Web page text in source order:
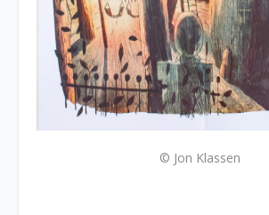
© Jon Klassen